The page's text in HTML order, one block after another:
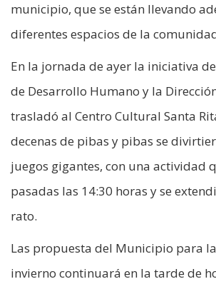
municipio, que se están llevando
diferentes espacios de la
En la jornada de ayer la iniciativa
de Desarrollo Humano y la
trasladó al Centro Cultural Santa
decenas de pibas y pibas se
juegos gigantes, con una actividad
pasadas las 14:30 horas y se
rato.
Las propuesta del Municipio para
invierno continuará en la tarde de